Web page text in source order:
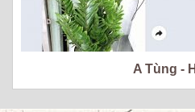
A Tùng -